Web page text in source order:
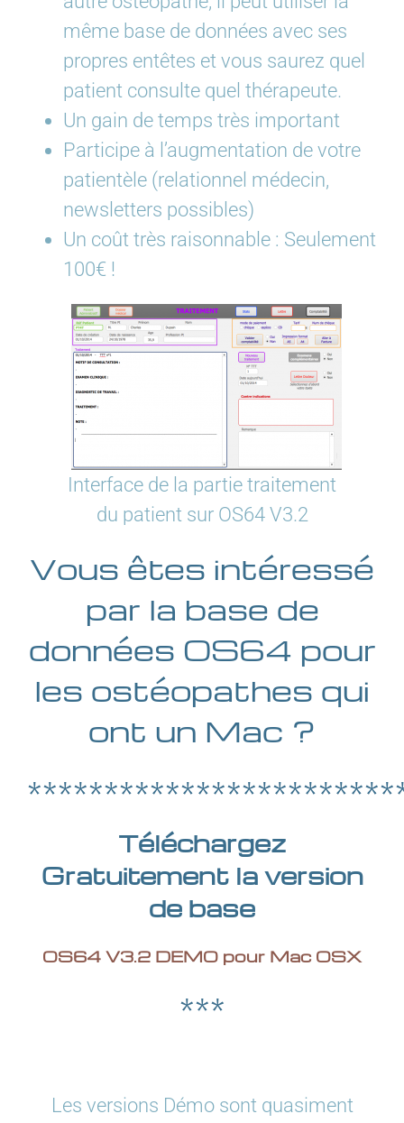
même base de données avec ses
propres entêtes et vous saurez quel
patient consulte quel thérapeute.
Un gain de temps très important
Participe à l’augmentation de votre
patientèle (relationnel médecin,
newsletters possibles)
Un coût très raisonnable : Seulement
100€ !
Interface de la partie traitement
du patient sur OS64 V3.2
Vous êtes intéressé
par la base de
données OS64 pour
les ostéopathes qui
ont un Mac ?
Téléchargez
Gratuitement la version
de base
OS64 V3.2 DEMO pour Mac OSX
***
Les versions Démo sont quasiment